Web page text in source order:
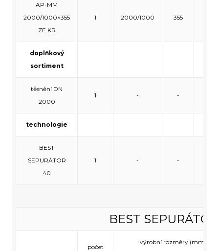
AP-MM
2000/1000×355
ZE KR
1 2000/1000 355
doplňkový
sortiment
těsnění DN
2000
1 - -
technologie
BEST
SEPURÁTOR
40
1 - -
BEST
počet
výrobní rozměry (mm)